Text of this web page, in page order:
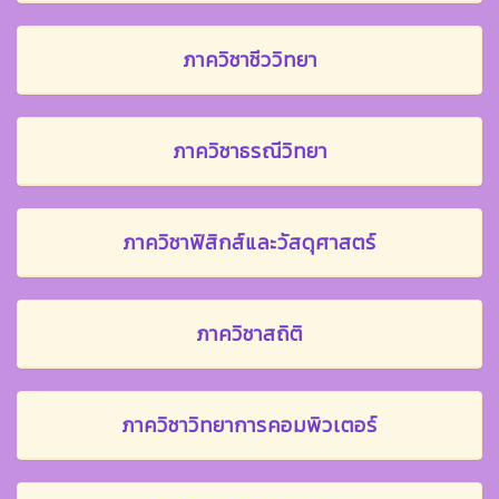
ภาควิชาชีววิทยา
ภาควิชาธรณีวิทยา
ภาควิชาฟิสิกส์และวัสดุศาสตร์
ภาควิชาสถิติ
ภาควิชาวิทยาการคอมพิวเตอร์